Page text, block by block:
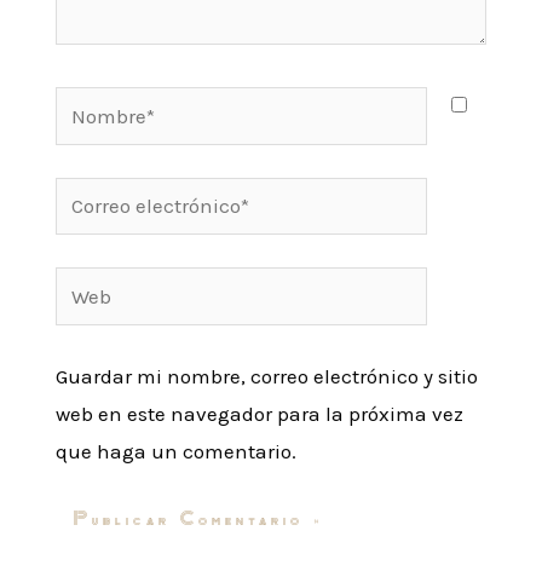
Nombre*
electrónico*
Guardar mi nombre, correo electrónico y sitio
web en este navegador para la próxima vez
que haga un comentario.